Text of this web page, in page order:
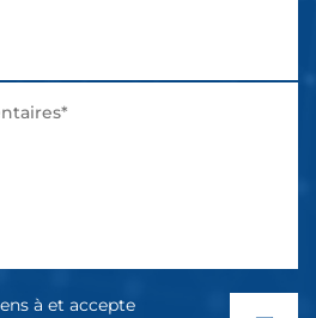
à et accepte